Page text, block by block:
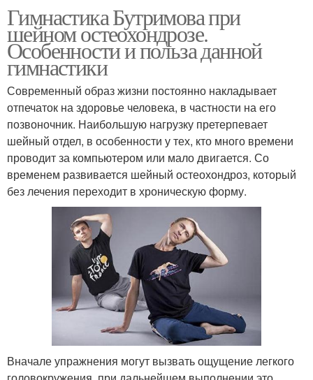
Гимнастика Бутримова при
шейном остеохондрозе.
Особенности и польза данной
гимнастики
Современный образ жизни постоянно накладывает
отпечаток на здоровье человека, в частности на его
позвоночник. Наибольшую нагрузку претерпевает
шейный отдел, в особенности у тех, кто много времени
проводит за компьютером или мало двигается. Со
временем развивается шейный остеохондроз, который
без лечения переходит в хроническую форму.
Вначале упражнения могут вызвать ощущение легкого